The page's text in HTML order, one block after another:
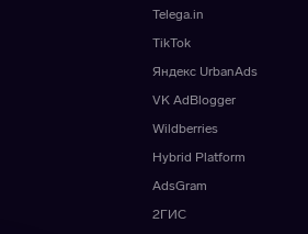
Telega.in
TikTok
Яндекс UrbanAds
VK AdBlogger
Wildberries
Hybrid Platform
AdsGram
2ГИС